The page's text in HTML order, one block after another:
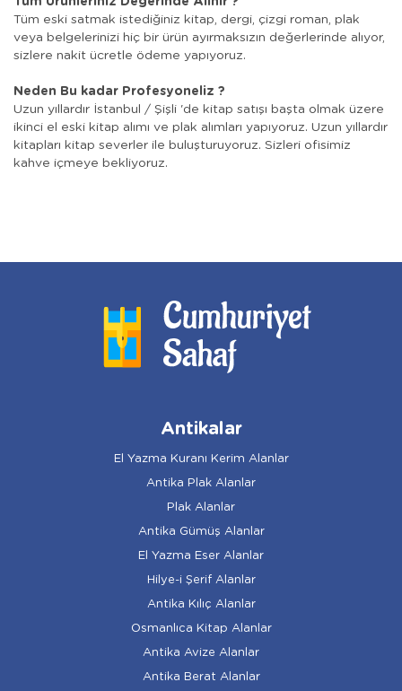
Tüm eski satmak istediğiniz kitap, dergi, çizgi roman, plak
veya belgelerinizi hiç bir ürün ayırmaksızın değerlerinde alıyor,
sizlere nakit ücretle ödeme yapıyoruz.
Neden Bu kadar Profesyoneliz ?
Uzun yıllardır İstanbul / Şişli 'de kitap satışı başta olmak üzere
ikinci el eski kitap alımı ve plak alımları yapıyoruz. Uzun yıllardır
kitapları kitap severler ile buluşturuyoruz. Sizleri ofisimiz
kahve içmeye bekliyoruz.
Antikalar
El Yazma Kuranı Kerim Alanlar
Antika Plak Alanlar
Plak Alanlar
Antika Gümüş Alanlar
El Yazma Eser Alanlar
Hilye-i Şerif Alanlar
Antika Kılıç Alanlar
Osmanlıca Kitap Alanlar
Antika Avize Alanlar
Antika Berat Alanlar